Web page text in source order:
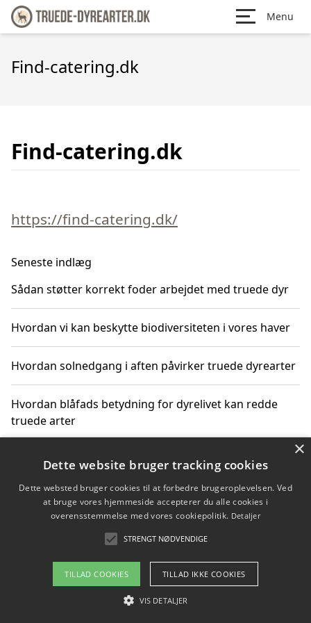
Menu
Find-catering.dk
Find-catering.dk
https://find-catering.dk/
Seneste indlæg
Sådan støtter korrekt foder arbejdet med truede dyr
Hvordan vi kan beskytte biodiversiteten i vores haver
Hvordan solnedgang i aften påvirker truede dyrearter
Hvordan blåfads betydning for dyrelivet kan redde
truede arter
Hvordan kan gaver til unge voksne støtte bevarelsen
Copyright 2026 - Pilanto Aps
Om / kontakt
Blog Betingelser
×
Dette website bruger tracking cookies
Dette websted bruger cookies til at forbedre brugeroplevelsen. Ved
at bruge vores hjemmeside accepterer du alle cookies i
overensstemmelse med vores cookiepolitik. Detaljer
STRENGT NØDVENDIGE
TILLAD COOKIES TILLAD IKKE COOKIES
VIS DETALJER